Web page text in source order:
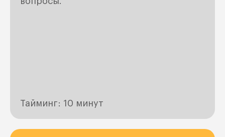
Тайминг: 10 минут